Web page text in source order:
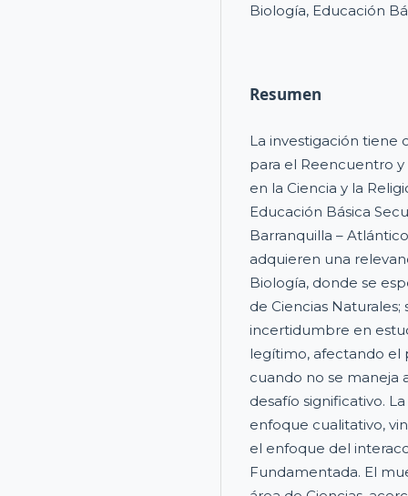
Biología, Educación
Resumen
La investigación tiene
para el Reencuentro
en la Ciencia y la
Educación Básica
Barranquilla –
adquieren una
Biología, donde se
de Ciencias
incertidumbre en
legítimo, afectando el
cuando no se maneja
desafío significativo.
enfoque cualitativo,
el enfoque del
Fundamentada. El